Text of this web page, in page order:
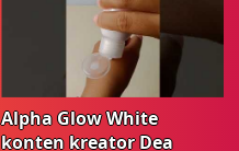
Alpha Glow White
konten kreator Dea